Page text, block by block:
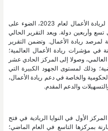
فيما سلّطت أبحاث أبحاث المرصد العالمي لريادة الأعمال لعام 2023، الضوء على
وأربعين دولة. ويعد التقرير الحالي
لمرصد ريادة الأعمال. وتضمن التقرير
مؤشرات ريادة الأعمال العالمية؛
وصولا إلى المركز الحادي عشر
38 في السنة الماضية؛ وذلك لمستوى الجهود الكبيرة التي
والخاصة في دعم ريادة الأعمال،
والدعم المقدم.
الأول في النوايا الريادية في فتح
بمركزها التاسع في العام الماضي؛